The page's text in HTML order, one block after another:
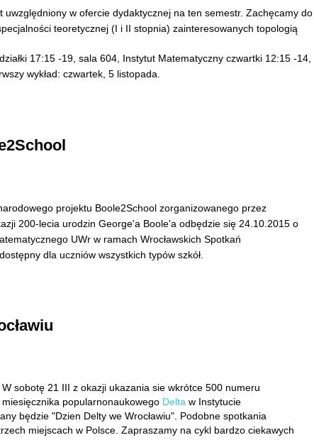
uwzględniony w ofercie dydaktycznej na ten semestr. Zachęcamy do
teoretycznej (I i II stopnia) zainteresowanych topologią
17:15 -19, sala 604, Instytut Matematyczny czwartki 12:15 -14,
wykład: czwartek, 5 listopada.
projektu Boole2School zorganizowanego przez
200-lecia urodzin George'a Boole'a odbędzie się 24.10.2015 o
UWr w ramach Wrocławskich Spotkań
dla uczniów wszystkich typów szkół.
W sobotę 21 III z okazji ukazania sie wkrótce 500 numeru
miesięcznika popularnonaukowego Delta w Instytucie
będzie "Dzien Delty we Wrocławiu". Podobne spotkania
miejscach w Polsce. Zapraszamy na cykl bardzo ciekawych